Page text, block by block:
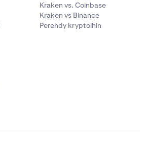
Kraken vs. Coinbase
Kraken vs Binance
Perehdy kryptoihin